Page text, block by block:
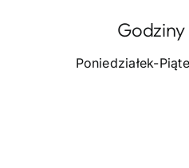
Poniedziałek-